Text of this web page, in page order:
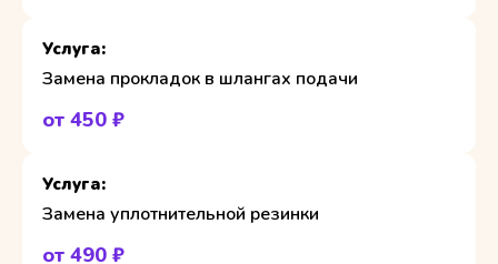
Замена прокладок в шлангах подачи
от 450 ₽
Замена уплотнительной резинки
от 490 ₽